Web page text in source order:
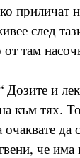
приличат
след
там
и
към тях.
че